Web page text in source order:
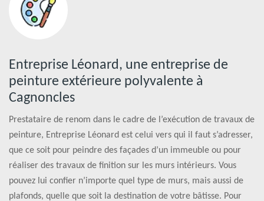
Entreprise Léonard, une entreprise de
peinture extérieure polyvalente à
Cagnoncles
Prestataire de renom dans le cadre de l’exécution de travaux de
peinture, Entreprise Léonard est celui vers qui il faut s’adresser,
que ce soit pour peindre des façades d’un immeuble ou pour
réaliser des travaux de finition sur les murs intérieurs. Vous
pouvez lui confier n’importe quel type de murs, mais aussi de
plafonds, quelle que soit la destination de votre bâtisse. Pour